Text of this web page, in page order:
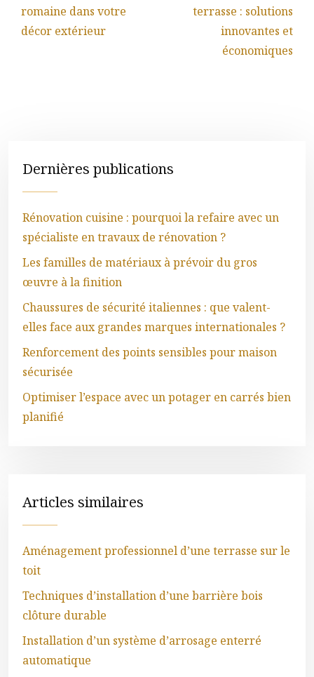
romaine dans votre
décor extérieur
terrasse : solutions
innovantes et
économiques
Dernières publications
Rénovation cuisine : pourquoi la refaire avec un
spécialiste en travaux de rénovation ?
Les familles de matériaux à prévoir du gros
œuvre à la finition
Chaussures de sécurité italiennes : que valent-
elles face aux grandes marques internationales ?
Renforcement des points sensibles pour maison
sécurisée
Optimiser l’espace avec un potager en carrés bien
planifié
Articles similaires
Aménagement professionnel d’une terrasse sur le
toit
Techniques d’installation d’une barrière bois
clôture durable
Installation d’un système d’arrosage enterré
automatique